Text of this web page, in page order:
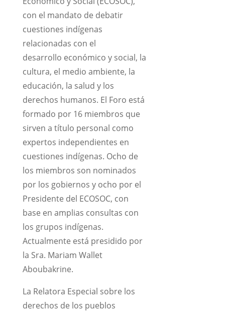
con el mandato de debatir
cuestiones indígenas
relacionadas con el
desarrollo económico y social, la
cultura, el medio ambiente, la
educación, la salud y los
derechos humanos. El Foro está
formado por 16 miembros que
sirven a título personal como
expertos independientes en
cuestiones indígenas. Ocho de
los miembros son nominados
por los gobiernos y ocho por el
Presidente del ECOSOC, con
base en amplias consultas con
los grupos indígenas.
Actualmente está presidido por
la Sra. Mariam Wallet
Aboubakrine.
La Relatora Especial sobre los
derechos de los pueblos